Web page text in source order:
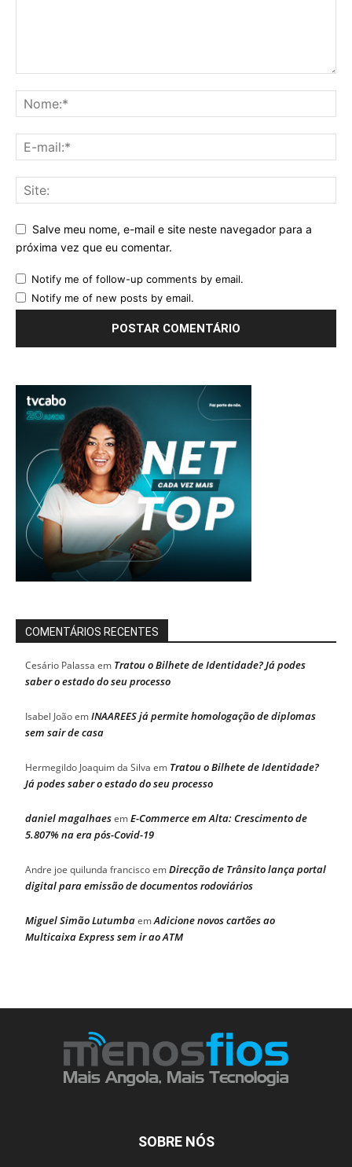
Salve meu nome, e-mail e site neste navegador para a
próxima vez que eu comentar.
Notify me of follow-up comments by email.
Notify me of new posts by email.
COMENTÁRIOS RECENTES
Cesário Palassa em Tratou o Bilhete de Identidade? Já podes
saber o estado do seu processo
Isabel JoãoemINAAREES já permite homologação de diplomas
sem sair de casa
Hermegildo Joaquim da Silva em Tratou o Bilhete de Identidade?
Já podes saber o estado do seu processo
daniel magalhaesemE-Commerce em Alta: Crescimento de
5.807% na era pós-Covid-19
Andre joe quilunda franciscoemDirecção de Trânsito lança portal
digital para emissão de documentos rodoviários
Miguel Simão LutumbaemAdicione novos cartões ao
Multicaixa Express sem ir ao ATM
SOBRE NÓS